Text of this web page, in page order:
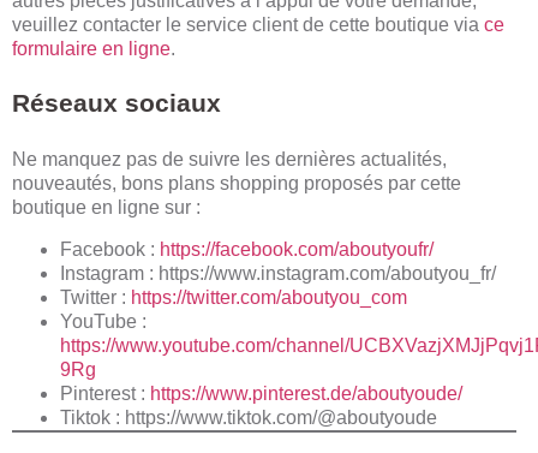
veuillez contacter le service client de cette boutique via ce
formulaire en ligne.
Réseaux sociaux
Ne manquez pas de suivre les dernières actualités,
nouveautés, bons plans shopping proposés par cette
boutique en ligne sur :
Facebook : https://facebook.com/aboutyoufr/
Instagram : https://www.instagram.com/aboutyou_fr/
Twitter : https://twitter.com/aboutyou_com
YouTube :
https://www.youtube.com/channel/
9Rg
Pinterest : https://www.pinterest.de/aboutyoude/
Tiktok : https://www.tiktok.com/@aboutyoude